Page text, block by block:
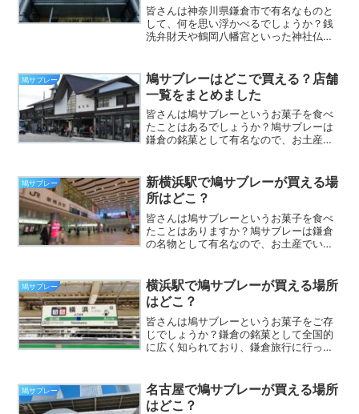
皆さんは神奈川県鎌倉市で有名なものと
して、何を思い浮かべるでしょうか？銭
洗弁財天や鶴岡八幡宮といった神社仏閣
サブレーは鎌倉を代表する有名なお菓子
です。鎌倉旅行に行った方...
鳩サブレー
鳩サブレーはどこで買える？店舗
一覧をまとめました
皆さんは鳩サブレーというお菓子を食べ
たことはあるでしょうか？鳩サブレーは
鎌倉の銘菓として有名なので、お土産で
似ていますが、もっとサクサクしてい
て、口に入れるとバターの香...
鳩サブレー
新横浜駅で鳩サブレーが買える場
所はどこ？
皆さんは鳩サブレーというお菓子を食べ
たことはありますか？鳩サブレーは鎌倉
の名物として有名なので、お土産でいた
ていますが、もっとサクサクしていて、
とてもおいしいお菓子です...
鳩サブレー
横浜駅で鳩サブレーが買える場所
はどこ？
皆さんは鳩サブレーというお菓子をご存
じでしょうか？鎌倉の銘菓として全国的
に広く知られており、鎌倉旅行に行った
いらしいですよね。さてそんな鳩サブレ
ーですが、いざ食べたい！...
鳩サブレー
名古屋で鳩サブレーが買える場所
はどこ？